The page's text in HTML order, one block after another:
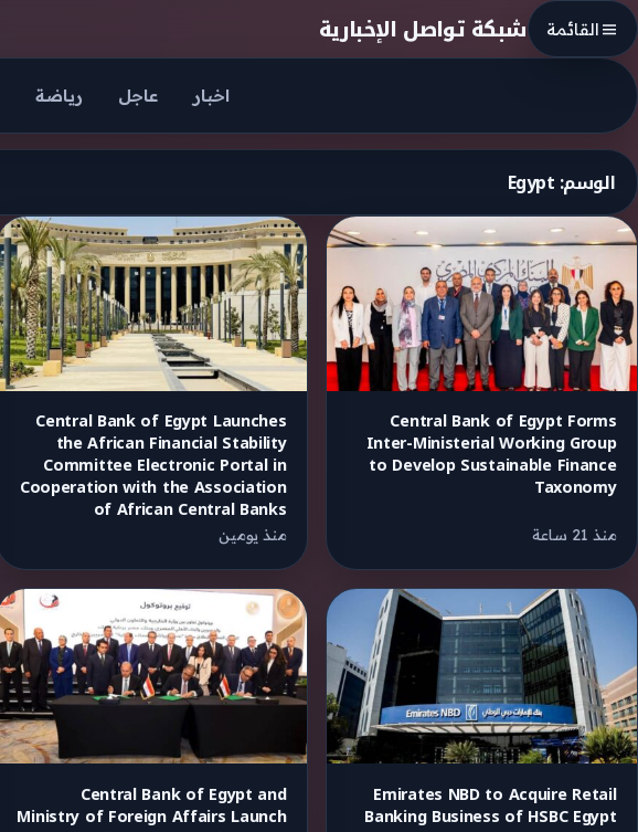
Skip to contentشبكة تواصل الإخبارية القائمة
اخبار عاجل رياضة
الوسم:Egypt
Central Bank of Egypt Forms
Inter-Ministerial Working Group
to Develop Sustainable Finance
Taxonomy
منذ 21 ساعة
Central Bank of Egypt Launches
the African Financial Stability
Committee Electronic Portal in
Cooperation with the Association
of African Central Banks
منذ يومين
Emirates NBD to Acquire Retail
Banking Business of HSBC Egypt
Central Bank of Egypt and
Ministry of Foreign Affairs Launch